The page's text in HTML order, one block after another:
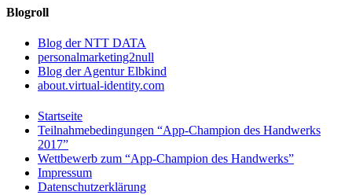
Blogroll
Blog der NTT DATA
personalmarketing2null
Blog der Agentur Elbkind
about.virtual-identity.com
Startseite
Teilnahmebedingungen “App-Champion des Handwerks
2017”
Wettbewerb zum “App-Champion des Handwerks”
Impressum
Datenschutzerklärung